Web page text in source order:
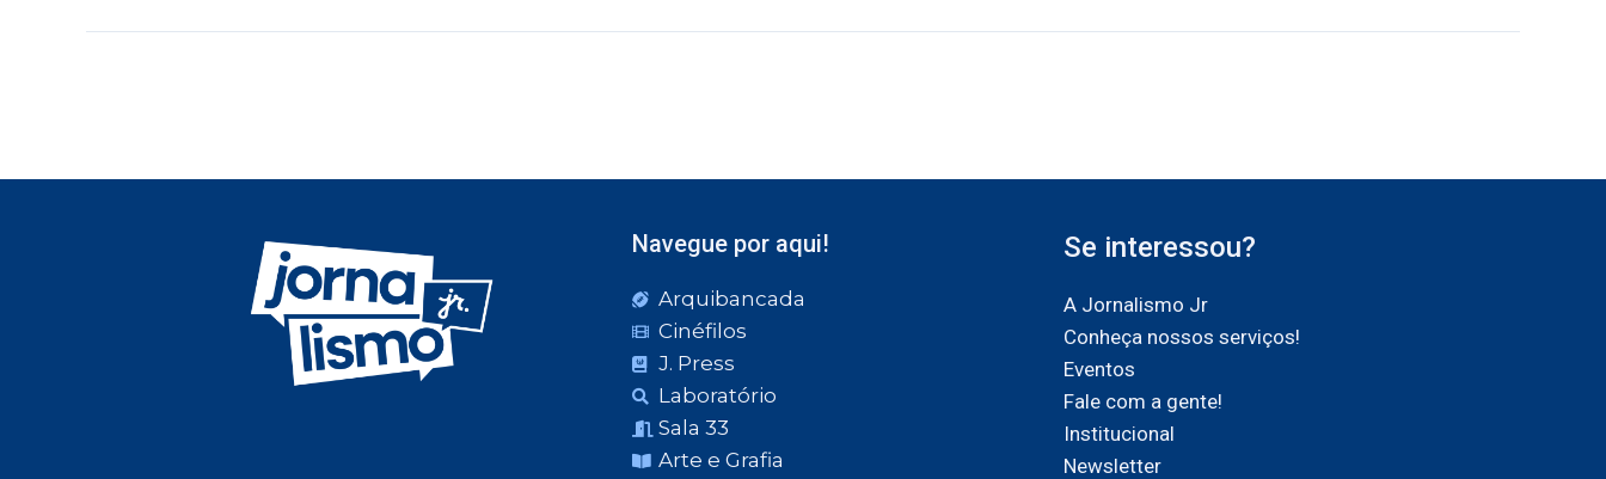
Navegue por aqui!
Arquibancada
Cinéfilos
J. Press
Laboratório
Sala 33
Arte e Grafia
Se interessou?
A Jornalismo Jr
Conheça nossos serviços!
Eventos
Fale com a gente!
Institucional
Newsletter